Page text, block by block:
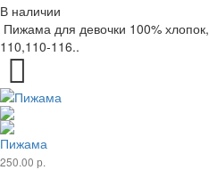
В наличии
Пижама для девочки 100%
110,110-116..
Пижама
250.00 р.